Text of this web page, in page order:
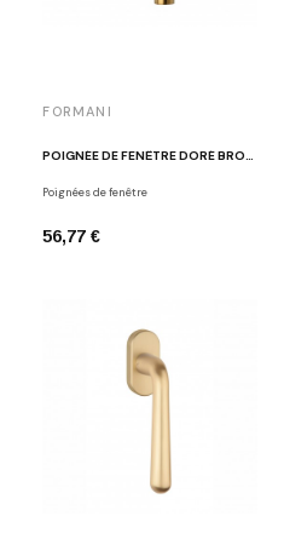
FORMANI
POIGNÉE DE FENÊTRE DORÉ BROSSÉ FORMANI LBII-19-DK-O IM
Poignées de fenêtre
56,77 €